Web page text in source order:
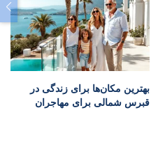
بهترین مکان‌ها برای زندگی در
قبرس شمالی برای مهاجران